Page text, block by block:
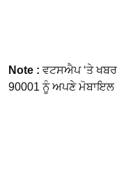
Note : ਵਟਸਐਪ ‘ਤੇ
90001 ਨੂੰ ਅਪਣੇ ਮੋਬਾਇਲ